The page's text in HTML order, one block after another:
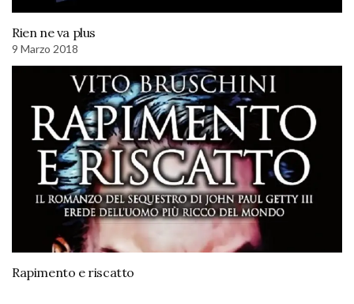
Rien ne va plus
9 Marzo 2018
Rapimento e riscatto